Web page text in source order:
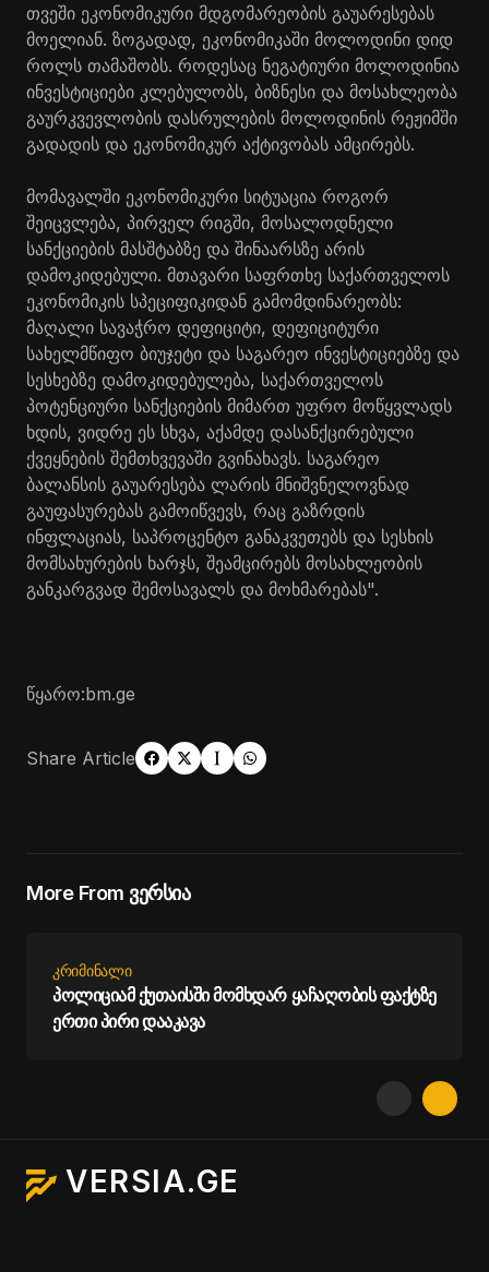
თვეში ეკონომიკური მდგომარეობის გაუარესებას
მოელიან. ზოგადად, ეკონომიკაში მოლოდინი დიდ
როლს თამაშობს. როდესაც ნეგატიური მოლოდინია
ინვესტიციები კლებულობს, ბიზნესი და მოსახლეობა
გაურკვევლობის დასრულების მოლოდინის რეჟიმში
გადადის და ეკონომიკურ აქტივობას ამცირებს.
მომავალში ეკონომიკური სიტუაცია როგორ
შეიცვლება, პირველ რიგში, მოსალოდნელი
სანქციების მასშტაბზე და შინაარსზე არის
დამოკიდებული. მთავარი საფრთხე საქართველოს
ეკონომიკის სპეციფიკიდან გამომდინარეობს:
მაღალი სავაჭრო დეფიციტი, დეფიციტური
სახელმწიფო ბიუჯეტი და საგარეო ინვესტიციებზე და
სესხებზე დამოკიდებულება, საქართველოს
პოტენციური სანქციების მიმართ უფრო მოწყვლადს
ხდის, ვიდრე ეს სხვა, აქამდე დასანქცირებული
ქვეყნების შემთხვევაში გვინახავს. საგარეო
ბალანსის გაუარესება ლარის მნიშვნელოვნად
გაუფასურებას გამოიწვევს, რაც გაზრდის
ინფლაციას, საპროცენტო განაკვეთებს და სესხის
მომსახურების ხარჯს, შეამცირებს მოსახლეობის
განკარგვად შემოსავალს და მოხმარებას".
წყარო:bm.ge
Share Article
More From ვერსია
ᲙᲠᲘᲛᲘᲜᲐᲚᲘ
პოლიციამ ქუთაისში მომხდარ ყაჩაღობის ფაქტზე
ერთი პირი დააკავა
VERSIA.GE